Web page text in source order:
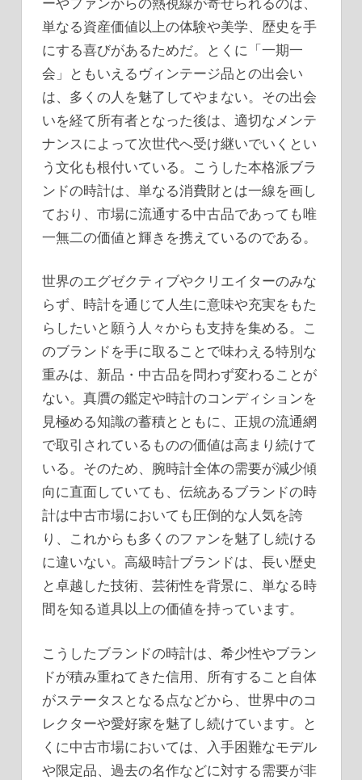
単なる資産価値以上の体験や美学、歴史を手
にする喜びがあるためだ。とくに「一期一
会」ともいえるヴィンテージ品との出会い
は、多くの人を魅了してやまない。その出会
いを経て所有者となった後は、適切なメンテ
ナンスによって次世代へ受け継いでいくとい
う文化も根付いている。こうした本格派ブラ
ンドの時計は、単なる消費財とは一線を画し
ており、市場に流通する中古品であっても唯
一無二の価値と輝きを携えているのである。
世界のエグゼクティブやクリエイターのみな
らず、時計を通じて人生に意味や充実をもた
らしたいと願う人々からも支持を集める。こ
のブランドを手に取ることで味わえる特別な
重みは、新品・中古品を問わず変わることが
ない。真贋の鑑定や時計のコンディションを
見極める知識の蓄積とともに、正規の流通網
で取引されているものの価値は高まり続けて
いる。そのため、腕時計全体の需要が減少傾
向に直面していても、伝統あるブランドの時
計は中古市場においても圧倒的な人気を誇
り、これからも多くのファンを魅了し続ける
に違いない。高級時計ブランドは、長い歴史
と卓越した技術、芸術性を背景に、単なる時
間を知る道具以上の価値を持っています。
こうしたブランドの時計は、希少性やブラン
ドが積み重ねてきた信用、所有すること自体
がステータスとなる点などから、世界中のコ
レクターや愛好家を魅了し続けています。と
くに中古市場においては、入手困難なモデル
や限定品、過去の名作などに対する需要が非